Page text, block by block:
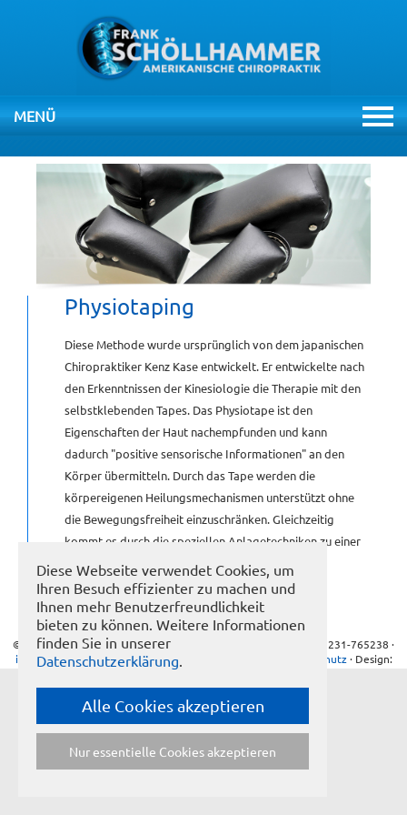
MENÜ
ÜBERSPRINGEN
HOME
PRAXIS
THERAPIEN
VIDEOS
KONTAKT
GÄSTEBUCH
[NBSP]
Physiotaping
Diese Methode wurde ursprünglich von dem japanischen
Chiropraktiker Kenz Kase entwickelt. Er entwickelte nach
den Erkenntnissen der Kinesiologie die Therapie mit den
selbstklebenden Tapes. Das Physiotape ist den
Eigenschaften der Haut nachempfunden und kann
dadurch "positive sensorische Informationen" an den
Körper übermitteln. Durch das Tape werden die
körpereigenen Heilungsmechanismen unterstützt ohne
die Bewegungsfreiheit einzuschränken. Gleichzeitig
kommt es durch die speziellen Anlagetechniken zu einer
Verbesserung der Mikrozirkulation und zu einer
Harmonisierung der Muskelkontraktionen.
© Frank Schöllhammer · Seegerstr. 9 · 75180 Pforzheim · Tel: 07231-765238 ·
info@naturheilpraxis-schoellhammer.de
Datenschutz· Design:
buero-01.de
Diese Webseite verwendet Cookies, um
Ihren Besuch effizienter zu machen und
Ihnen mehr Benutzerfreundlichkeit
bieten zu können. Weitere Informationen
finden Sie in unserer
Datenschutzerklärung.
Alle Cookies akzeptieren
Nur essentielle Cookies akzeptieren